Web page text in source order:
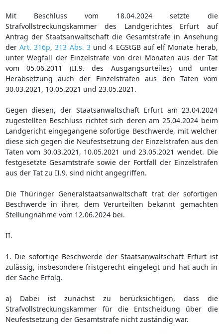
Mit Beschluss vom 18.04.2024 setzte die
Strafvollstreckungskammer des Landgerichtes Erfurt auf
Antrag der Staatsanwaltschaft die Gesamtstrafe in Ansehung
der Art. 316p,313 Abs. 3und 4 EGStGB auf elf Monate herab,
unter Wegfall der Einzelstrafe von drei Monaten aus der Tat
vom 05.06.2011 (II.9. des Ausgangsurteiles) und unter
Herabsetzung auch der Einzelstrafen aus den Taten vom
30.03.2021, 10.05.2021 und 23.05.2021.
Gegen diesen, der Staatsanwaltschaft Erfurt am 23.04.2024
zugestellten Beschluss richtet sich deren am 25.04.2024 beim
Landgericht eingegangene sofortige Beschwerde, mit welcher
diese sich gegen die Neufestsetzung der Einzelstrafen aus den
Taten vom 30.03.2021, 10.05.2021 und 23.05.2021 wendet. Die
festgesetzte Gesamtstrafe sowie der Fortfall der Einzelstrafen
aus der Tat zu II.9. sind nicht angegriffen.
Die Thüringer Generalstaatsanwaltschaft trat der sofortigen
Beschwerde in ihrer, dem Verurteilten bekannt gemachten
Stellungnahme vom 12.06.2024 bei.
II.
1. Die sofortige Beschwerde der Staatsanwaltschaft Erfurt ist
zulässig, insbesondere fristgerecht eingelegt und hat auch in
der Sache Erfolg.
a) Dabei ist zunächst zu berücksichtigen, dass die
Strafvollstreckungskammer für die Entscheidung über die
Neufestsetzung der Gesamtstrafe nicht zuständig war.